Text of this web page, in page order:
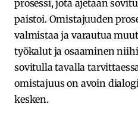
prosessi, jota ajetaan
paistoi. Omistajuuden
valmistaa ja varautua
työkalut ja osaaminen
sovitulla tavalla
omistajuus on avoin
kesken.